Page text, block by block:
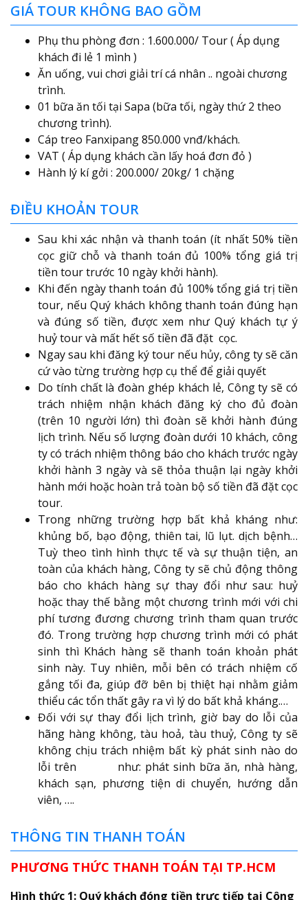
GIÁ TOUR KHÔNG BAO GỒM
Phụ thu phòng đơn : 1.600.000/ Tour ( Áp dụng
khách đi lẻ 1 mình )
Ăn uống, vui chơi giải trí cá nhân .. ngoài chương
trình.
01 bữa ăn tối tại Sapa (bữa tối, ngày thứ 2 theo
chương trình).
Cáp treo Fanxipang 850.000 vnđ/khách.
VAT ( Áp dụng khách cần lấy hoá đơn đỏ )
Hành lý kí gởi : 200.000/ 20kg/ 1 chặng
ĐIỀU KHOẢN TOUR
Sau khi xác nhận và thanh toán (ít nhất 50% tiền
cọc giữ chỗ và thanh toán đủ 100% tổng giá trị
tiền tour trước 10 ngày khởi hành).
Khi đến ngày thanh toán đủ 100% tổng giá trị tiền
tour, nếu Quý khách không thanh toán đúng hạn
và đúng số tiền, được xem như Quý khách tự ý
huỷ tour và mất hết số tiền đã đặt cọc.
Ngay sau khi đăng ký tour nếu hủy, công ty sẽ căn
cứ vào từng trường hợp cụ thể để giải quyết
Do tính chất là đoàn ghép khách lẻ, Công ty sẽ có
trách nhiệm nhận khách đăng ký cho đủ đoàn
(trên 10 người lớn) thì đoàn sẽ khởi hành đúng
lịch trình. Nếu số lượng đoàn dưới 10 khách, công
ty có trách nhiệm thông báo cho khách trước ngày
khởi hành 3 ngày và sẽ thỏa thuận lại ngày khởi
hành mới hoặc hoàn trả toàn bộ số tiền đã đặt cọc
tour.
Trong những trường hợp bất khả kháng như:
khủng bố, bạo động, thiên tai, lũ lụt. dịch bệnh…
Tuỳ theo tình hình thực tế và sự thuận tiện, an
toàn của khách hàng, Công ty sẽ chủ động thông
báo cho khách hàng sự thay đổi như sau: huỷ
hoặc thay thế bằng một chương trình mới với chi
phí tương đương chương trình tham quan trước
đó. Trong trường hợp chương trình mới có phát
sinh thì Khách hàng sẽ thanh toán khoản phát
sinh này. Tuy nhiên, mỗi bên có trách nhiệm cố
gắng tối đa, giúp đỡ bên bị thiệt hại nhằm giảm
thiểu các tổn thất gây ra vì lý do bất khả kháng.…
Đối với sự thay đổi lịch trình, giờ bay do lỗi của
hãng hàng không, tàu hoả, tàu thuỷ, Công ty sẽ
không chịu trách nhiệm bất kỳ phát sinh nào do
lỗi trên như: phát sinh bữa ăn, nhà hàng,
khách sạn, phương tiện di chuyển, hướng dẫn
viên, ….
THÔNG TIN THANH TOÁN
PHƯƠNG THỨC THANH TOÁN TẠI TP.HCM
Hình thức 1: Quý khách đóng tiền trực tiếp tại Công